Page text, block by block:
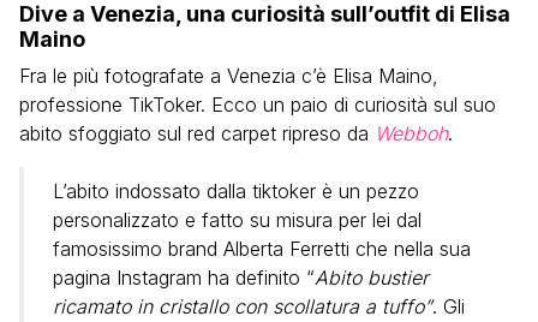
Dive a Venezia, una curiosità sull’outfit di Elisa
Maino
Fra le più fotografate a Venezia c’è Elisa Maino,
professione TikToker. Ecco un paio di curiosità sul suo
abito sfoggiato sul red carpet ripreso da Webboh.
L’abito indossato dalla tiktoker è un pezzo
personalizzato e fatto su misura per lei dal
famosissimo brand Alberta Ferretti che nella sua
pagina Instagram ha definito “Abito bustier
ricamato in cristallo con scollatura a tuffo”. Gli